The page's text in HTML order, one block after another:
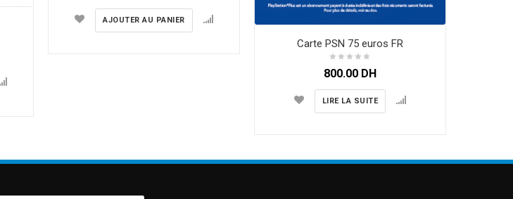
AJOUTER AU PANIER
Carte PSN 75 euros FR
800.00 DH
LIRE LA SUITE